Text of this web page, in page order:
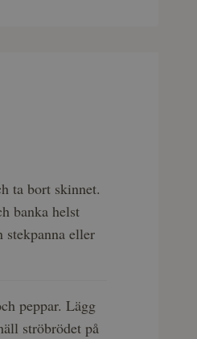
ta bort skinnet.
banka helst
stekpanna eller
peppar. Lägg
ströbrödet på